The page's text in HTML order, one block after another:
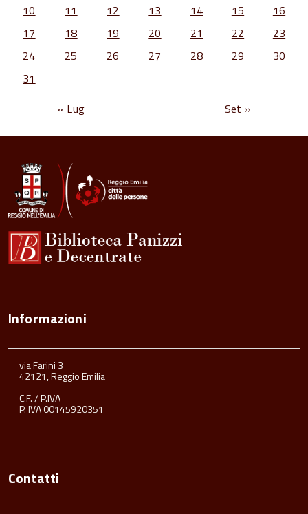
10
11 12 13 14 15
16
17
18 19 20 21 22
23
24
25 26 27 28 29
30
31
« Lug
Set »
Informazioni
via Farini 3
42121, Reggio Emilia
C.F. / P.IVA
P. IVA 00145920351
Contatti